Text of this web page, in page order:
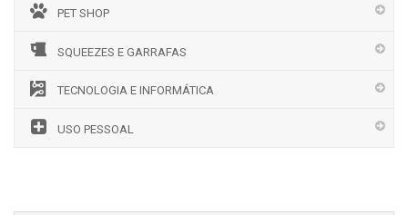
PET SHOP
SQUEEZES E GARRAFAS
TECNOLOGIA E INFORMÁTICA
USO PESSOAL